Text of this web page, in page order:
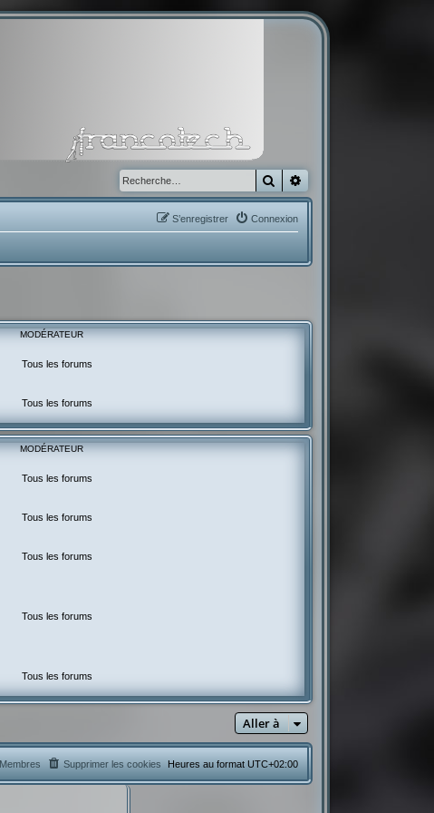
Rechercher
Connexion
S’enregistrer
MODÉRATEUR
Tous les forums
Tous les forums
MODÉRATEUR
Tous les forums
Tous les forums
Tous les forums
Tous les forums
Tous les forums
Aller à
Heures au format UTC+02:00
Supprimer les cookies
Membres